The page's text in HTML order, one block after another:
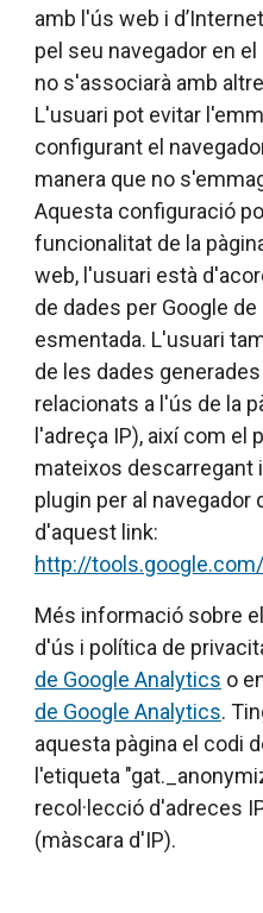
amb l'ús web i
pel seu navegador en
no s'associarà amb
L'usuari pot evitar
configurant el
manera que no
Aquesta configuració
funcionalitat de la
web, l'usuari està
de dades per Google
esmentada. L'usuari
de les dades
relacionats a l'ús de la
l'adreça IP), així com
mateixos descarregant
plugin per al navegador
d'aquest link:
http://
Més informació sobre
d'ús i política de
de Google Analytics o
de Google Analytics.
aquesta pàgina el codi
l'etiqueta
recol·lecció d'adreces
(màscara d'IP).